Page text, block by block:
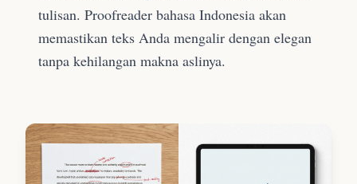
tulisan. Proofreader bahasa Indonesia akan
memastikan teks Anda mengalir dengan elegan
tanpa kehilangan makna aslinya.